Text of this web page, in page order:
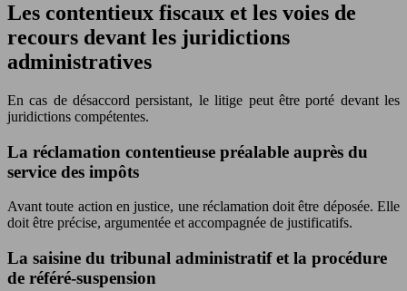
Les contentieux fiscaux et les voies de
recours devant les juridictions
administratives
En cas de désaccord persistant, le litige peut être porté devant les
juridictions compétentes.
La réclamation contentieuse préalable auprès du
service des impôts
Avant toute action en justice, une réclamation doit être déposée. Elle
doit être précise, argumentée et accompagnée de justificatifs.
La saisine du tribunal administratif et la procédure
de référé-suspension